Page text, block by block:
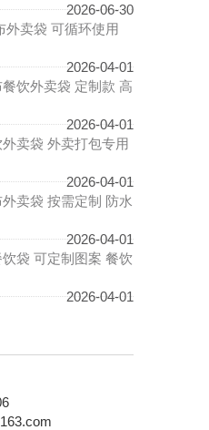
2026-06-30
外卖袋 可循环使用
2026-04-01
饮外卖袋 定制款 高
2026-04-01
卖袋 外卖打包专用
2026-04-01
卖袋 按需定制 防水
2026-04-01
袋 可定制图案 餐饮
2026-04-01